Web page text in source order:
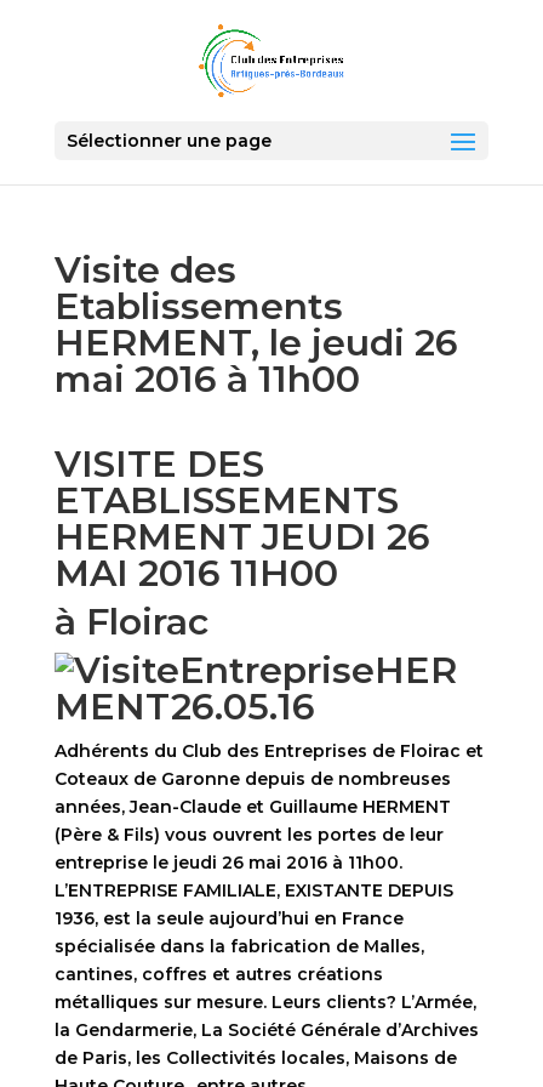
Sélectionner une page
Visite des
Etablissements
HERMENT, le jeudi 26
mai 2016 à 11h00
VISITE DES
ETABLISSEMENTS
HERMENT JEUDI 26
MAI 2016 11H00
à Floirac
Adhérents du Club des Entreprises de Floirac et
Coteaux de Garonne depuis de nombreuses
années, Jean-Claude et Guillaume HERMENT
(Père & Fils) vous ouvrent les portes de leur
entreprise le jeudi 26 mai 2016 à 11h00.
L’ENTREPRISE FAMILIALE, EXISTANTE DEPUIS
1936, est la seule aujourd’hui en France
spécialisée dans la fabrication de Malles,
cantines, coffres et autres créations
métalliques sur mesure. Leurs clients? L’Armée,
la Gendarmerie, La Société Générale d’Archives
de Paris, les Collectivités locales, Maisons de